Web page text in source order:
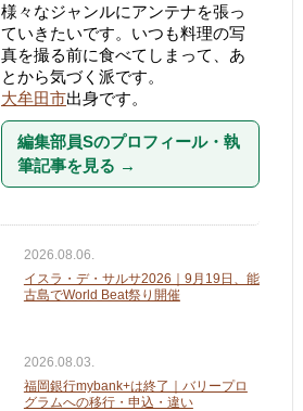
様々なジャンルにアンテナを張っ
ていきたいです。いつも料理の写
真を撮る前に食べてしまって、あ
とから気づく派です。
大牟田市出身です。
編集部員Sのプロフィール・執
筆記事を見る →
2026.08.06.
イスラ・デ・サルサ2026｜9月19日、能
古島でWorld Beat祭り開催
2026.08.03.
福岡銀行mybank+は終了｜バリープロ
グラムへの移行・申込・違い